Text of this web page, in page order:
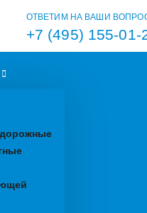
ОТВЕТИМ НА ВАШИ
+7 (495) 155-01-